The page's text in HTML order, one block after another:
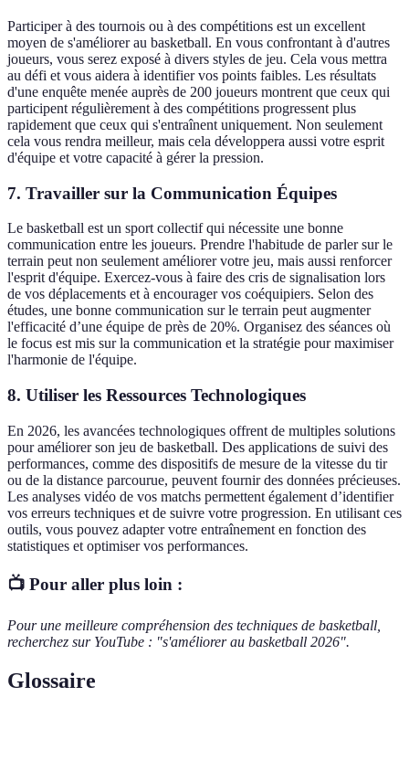
Participer à des tournois ou à des compétitions est un excellent
moyen de s'améliorer au basketball. En vous confrontant à d'autres
joueurs, vous serez exposé à divers styles de jeu. Cela vous mettra
au défi et vous aidera à identifier vos points faibles. Les résultats
d'une enquête menée auprès de 200 joueurs montrent que ceux qui
participent régulièrement à des compétitions progressent plus
rapidement que ceux qui s'entraînent uniquement. Non seulement
cela vous rendra meilleur, mais cela développera aussi votre esprit
d'équipe et votre capacité à gérer la pression.
7. Travailler sur la Communication Équipes
Le basketball est un sport collectif qui nécessite une bonne
communication entre les joueurs. Prendre l'habitude de parler sur le
terrain peut non seulement améliorer votre jeu, mais aussi renforcer
l'esprit d'équipe. Exercez-vous à faire des cris de signalisation lors
de vos déplacements et à encourager vos coéquipiers. Selon des
études, une bonne communication sur le terrain peut augmenter
l'efficacité d’une équipe de près de 20%. Organisez des séances où
le focus est mis sur la communication et la stratégie pour maximiser
l'harmonie de l'équipe.
8. Utiliser les Ressources Technologiques
En 2026, les avancées technologiques offrent de multiples solutions
pour améliorer son jeu de basketball. Des applications de suivi des
performances, comme des dispositifs de mesure de la vitesse du tir
ou de la distance parcourue, peuvent fournir des données précieuses.
Les analyses vidéo de vos matchs permettent également d’identifier
vos erreurs techniques et de suivre votre progression. En utilisant ces
outils, vous pouvez adapter votre entraînement en fonction des
statistiques et optimiser vos performances.
📺 Pour aller plus loin :
Pour une meilleure compréhension des techniques de basketball,
recherchez sur YouTube : "s'améliorer au basketball 2026".
Glossaire